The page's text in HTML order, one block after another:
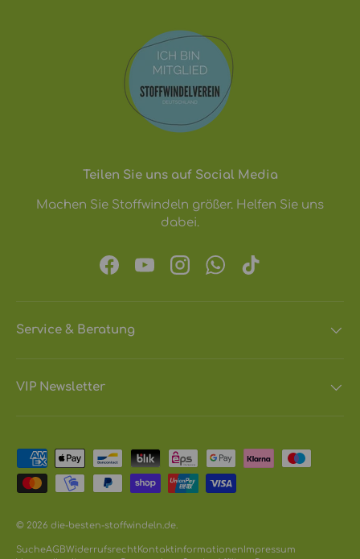
Teilen Sie uns auf Social Media
Machen Sie Stoffwindeln größer. Helfen Sie uns
dabei.
FacebookYouTubeInstagramWhatsApp
TikTok
Service & Beratung
VIP Newsletter
Zahlungsmethoden
© 2026 die-besten-stoffwindeln.de.
SucheAGBWiderrufsrechtKontaktinformationenImpressum